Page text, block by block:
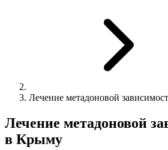
Лечение метадоновой
Лечение метадоновой
в Крыму